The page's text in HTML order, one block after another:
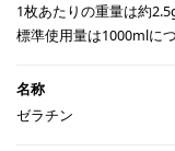
1枚あたりの重量は約
標準使用量は1000mlに
ゼラチン